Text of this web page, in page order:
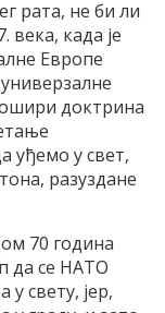
рата, не би ли
века, када је
Европе
доктрина
уђемо у свет,
разуздане
70 година
да се НАТО
свету, јер,